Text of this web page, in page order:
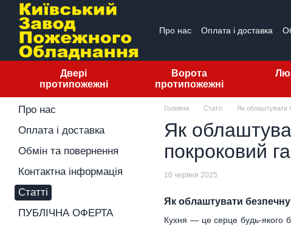
Перейти до основного контенту
Про нас Оплата і доставка
Двері
протипожежні
Ворота
протипожежні
Головна Статті Як облаштувати
Як
покроковий
10 червня 2025
Як облаштувати
Кухня — це серце будь-якого
Про нас
Оплата і доставка
Обмін та повернення
Контактна інформація
Статті
ПУБЛІЧНА ОФЕРТА